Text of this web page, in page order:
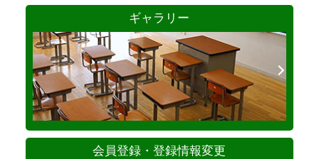
ギャラリー
会員登録・登録情報変更